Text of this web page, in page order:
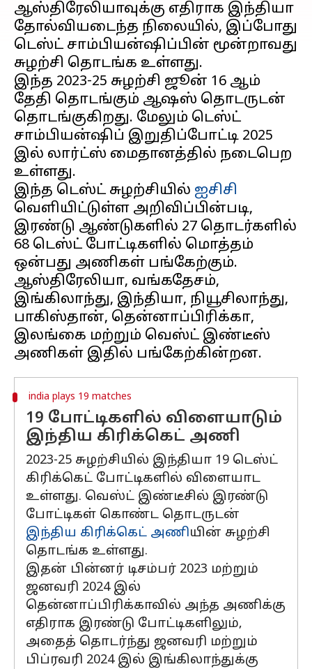
ஆஸ்திரேலியாவுக்கு எதிராக இந்தியா
தோல்வியடைந்த நிலையில், இப்போது
டெஸ்ட் சாம்பியன்ஷிப்பின் மூன்றாவது
சுழற்சி தொடங்க உள்ளது.
இந்த 2023-25 சுழற்சி ஜூன் 16 ஆம்
தேதி தொடங்கும் ஆஷஸ் தொடருடன்
தொடங்குகிறது. மேலும் டெஸ்ட்
சாம்பியன்ஷிப் இறுதிப்போட்டி 2025
இல் லார்ட்ஸ் மைதானத்தில் நடைபெற
உள்ளது.
இந்த டெஸ்ட் சுழற்சியில் ஐசிசி
வெளியிட்டுள்ள அறிவிப்பின்படி,
இரண்டு ஆண்டுகளில் 27 தொடர்களில்
68 டெஸ்ட் போட்டிகளில் மொத்தம்
ஒன்பது அணிகள் பங்கேற்கும்.
ஆஸ்திரேலியா, வங்கதேசம்,
இங்கிலாந்து, இந்தியா, நியூசிலாந்து,
பாகிஸ்தான், தென்னாப்பிரிக்கா,
இலங்கை மற்றும் வெஸ்ட் இண்டீஸ்
india plays 19 matches
19 போட்டிகளில் விளையாடும்
இந்திய கிரிக்கெட் அணி
2023-25 சுழற்சியில் இந்தியா 19 டெஸ்ட்
கிரிக்கெட் போட்டிகளில் விளையாட
உள்ளது. வெஸ்ட் இண்டீசில் இரண்டு
போட்டிகள் கொண்ட தொடருடன்
இந்திய கிரிக்கெட் அணியின் சுழற்சி
தொடங்க உள்ளது.
இதன் பின்னர் டிசம்பர் 2023 மற்றும்
ஜனவரி 2024 இல்
தென்னாப்பிரிக்காவில் அந்த அணிக்கு
எதிராக இரண்டு போட்டிகளிலும்,
அதைத் தொடர்ந்து ஜனவரி மற்றும்
பிப்ரவரி 2024 இல் இங்கிலாந்துக்கு